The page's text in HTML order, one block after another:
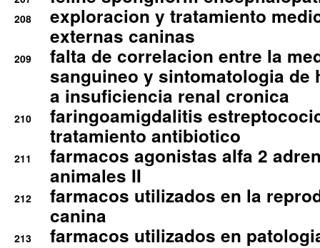
208
exploracion y tratamiento
externas caninas
209
falta de correlacion entre la
sanguineo y sintomatologia de
a insuficiencia renal cronica
210
faringoamigdalitis
tratamiento antibiotico
211
farmacos agonistas alfa 2
animales II
212
farmacos utilizados en la
canina
213 farmacos utilizados en